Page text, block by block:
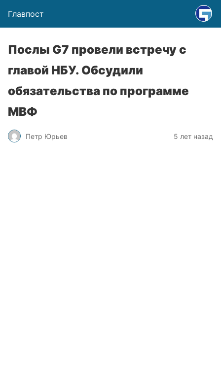
Главпост
Послы G7 провели встречу с
главой НБУ. Обсудили
обязательства по программе
МВФ
Петр Юрьев 5 лет назад